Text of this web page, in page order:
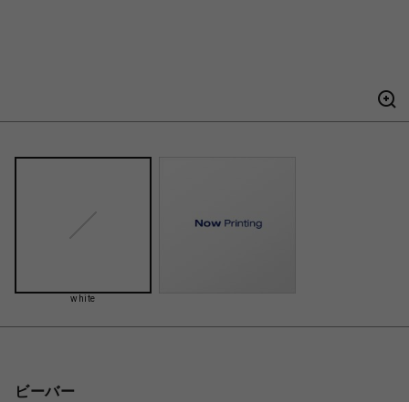
white
ビーバー